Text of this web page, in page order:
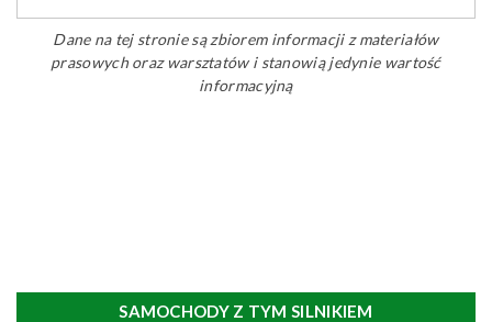
Dane na tej stronie są zbiorem informacji z materiałów
prasowych oraz warsztatów i stanowią jedynie wartość
informacyjną
SAMOCHODY Z TYM SILNIKIEM